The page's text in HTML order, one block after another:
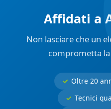
Affidati a
Non lasciare che un
comprometta
Oltre 20
Tecnici